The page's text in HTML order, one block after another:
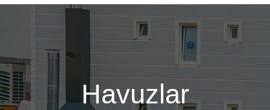
Rezervasyon
Hotel+Flight
Havuzlar